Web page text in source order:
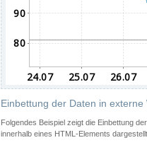
Einbettung der Daten in
Folgendes Beispiel zeigt die Einbettung
innerhalb eines HTML-Elements dargestellt.